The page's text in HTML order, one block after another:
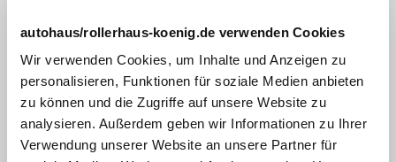
autohaus/rollerhaus-koenig.de verwenden Cookies
Wir verwenden Cookies, um Inhalte und Anzeigen zu
personalisieren, Funktionen für soziale Medien anbieten
zu können und die Zugriffe auf unsere Website zu
analysieren. Außerdem geben wir Informationen zu Ihrer
Verwendung unserer Website an unsere Partner für
Apple CarPlay / Android Auto
Bluetooth-Freisprecheinrichtung mit Spracherkennung
Voll-LED-Scheinwerfer